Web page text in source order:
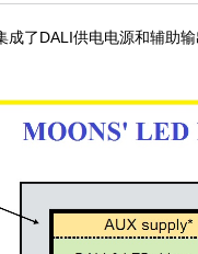
DALI供电电源和辅助输